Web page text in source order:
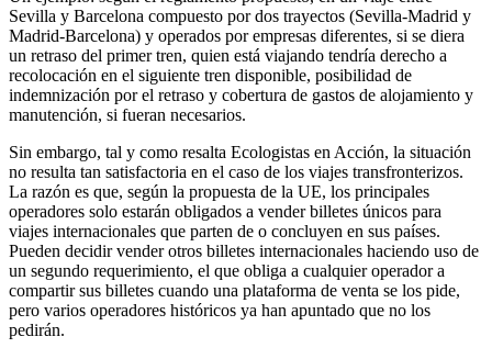
Sevilla y Barcelona compuesto por dos trayectos (Sevilla-Madrid y
Madrid-Barcelona) y operados por empresas diferentes, si se diera
un retraso del primer tren, quien está viajando tendría derecho a
recolocación en el siguiente tren disponible, posibilidad de
indemnización por el retraso y cobertura de gastos de alojamiento y
manutención, si fueran necesarios.
Sin embargo, tal y como resalta Ecologistas en Acción, la situación
no resulta tan satisfactoria en el caso de los viajes transfronterizos.
La razón es que, según la propuesta de la UE, los principales
operadores solo estarán obligados a vender billetes únicos para
viajes internacionales que parten de o concluyen en sus países.
Pueden decidir vender otros billetes internacionales haciendo uso de
un segundo requerimiento, el que obliga a cualquier operador a
compartir sus billetes cuando una plataforma de venta se los pide,
pero varios operadores históricos ya han apuntado que no los
pedirán.